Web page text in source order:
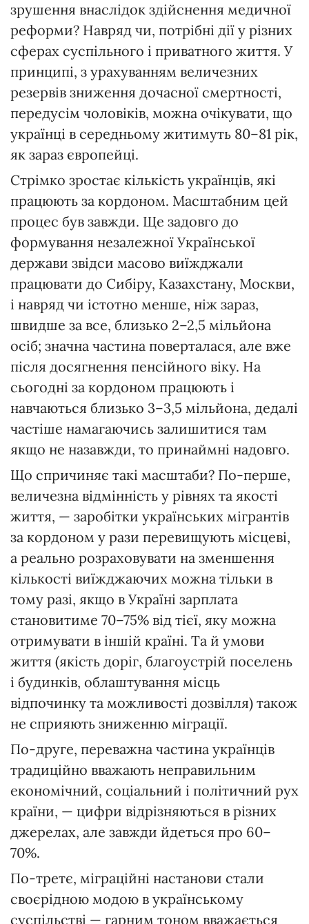
зрушення внаслідок здійснення медичної
реформи? Навряд чи, потрібні дії у різних
сферах суспільного і приватного життя. У
принципі, з урахуванням величезних
резервів зниження дочасної смертності,
передусім чоловіків, можна очікувати, що
українці в середньому житимуть 80–81 рік,
як зараз європейці.
Стрімко зростає кількість українців, які
працюють за кордоном. Масштабним цей
процес був завжди. Ще задовго до
формування незалежної Української
держави звідси масово виїжджали
працювати до Сибіру, Казахстану, Москви,
і навряд чи істотно менше, ніж зараз,
швидше за все, близько 2–2,5 мільйона
осіб; значна частина поверталася, але вже
після досягнення пенсійного віку. На
сьогодні за кордоном працюють і
навчаються близько 3–3,5 мільйона, дедалі
частіше намагаючись залишитися там
якщо не назавжди, то принаймні надовго.
Що спричиняє такі масштаби? По-перше,
величезна відмінність у рівнях та якості
життя, — заробітки українських мігрантів
за кордоном у рази перевищують місцеві,
а реально розраховувати на зменшення
кількості виїжджаючих можна тільки в
тому разі, якщо в Україні зарплата
становитиме 70–75% від тієї, яку можна
отримувати в іншій країні. Та й умови
життя (якість доріг, благоустрій поселень
і будинків, облаштування місць
відпочинку та можливості дозвілля) також
не сприяють зниженню міграції.
По-друге, переважна частина українців
традиційно вважають неправильним
економічний, соціальний і політичний рух
країни, — цифри відрізняються в різних
джерелах, але завжди йдеться про 60–
70%.
По-третє, міграційні настанови стали
своєрідною модою в українському
суспільстві — гарним тоном вважається